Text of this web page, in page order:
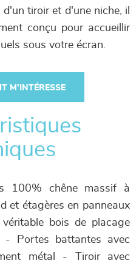
tiroir et d'une niche, il
conçu pour accueillir
sous votre écran.
M'INTÉRESSE
100% chêne massif à
et étagères en panneaux
bois de placage
Portes battantes avec
métal - Tiroir avec